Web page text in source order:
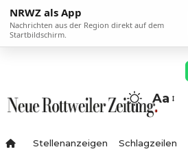
NRWZ als App
Nachrichten aus der Region direkt auf dem
Startbildschirm.
Aa
Stellenanzeigen Schlagzeilen